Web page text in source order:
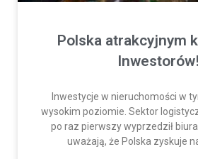
Polska atrakcyjnym
Inwestorów!
Inwestycje w nieruchomości w
wysokim poziomie. Sektor
po raz pierwszy wyprzedził
uważają, że Polska zyskuje